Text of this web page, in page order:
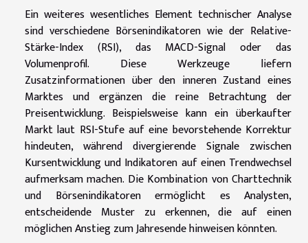
Ein weiteres wesentliches Element technischer Analyse
sind verschiedene Börsenindikatoren wie der Relative-
Stärke-Index (RSI), das MACD-Signal oder das
Volumenprofil. Diese Werkzeuge liefern
Zusatzinformationen über den inneren Zustand eines
Marktes und ergänzen die reine Betrachtung der
Preisentwicklung. Beispielsweise kann ein überkaufter
Markt laut RSI-Stufe auf eine bevorstehende Korrektur
hindeuten, während divergierende Signale zwischen
Kursentwicklung und Indikatoren auf einen Trendwechsel
aufmerksam machen. Die Kombination von Charttechnik
und Börsenindikatoren ermöglicht es Analysten,
entscheidende Muster zu erkennen, die auf einen
möglichen Anstieg zum Jahresende hinweisen könnten.